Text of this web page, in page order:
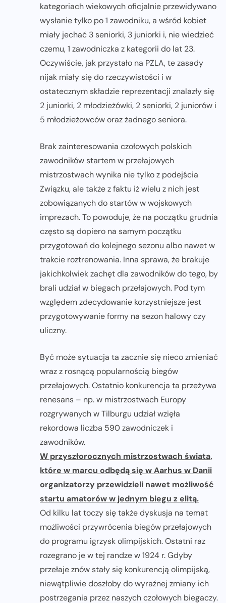
kategoriach wiekowych oficjalnie przewidywano
wysłanie tylko po 1 zawodniku, a wśród kobiet
miały jechać 3 seniorki, 3 juniorki i, nie wiedzieć
czemu, 1 zawodniczka z kategorii do lat 23.
Oczywiście, jak przystało na PZLA, te zasady
nijak miały się do rzeczywistości i w
ostatecznym składzie reprezentacji znalazły się
2 juniorki, 2 młodzieżówki, 2 seniorki, 2 juniorów i
5 młodzieżowców oraz żadnego seniora.
Brak zainteresowania czołowych polskich
zawodników startem w przełajowych
mistrzostwach wynika nie tylko z podejścia
Związku, ale także z faktu iż wielu z nich jest
zobowiązanych do startów w wojskowych
imprezach. To powoduje, że na początku grudnia
często są dopiero na samym początku
przygotowań do kolejnego sezonu albo nawet w
trakcie roztrenowania. Inna sprawa, że brakuje
jakichkolwiek zachęt dla zawodników do tego, by
brali udział w biegach przełajowych. Pod tym
względem zdecydowanie korzystniejsze jest
przygotowywanie formy na sezon halowy czy
uliczny.
Być może sytuacja ta zacznie się nieco zmieniać
wraz z rosnącą popularnością biegów
przełajowych. Ostatnio konkurencja ta przeżywa
renesans – np. w mistrzostwach Europy
rozgrywanych w Tilburgu udział wzięła
rekordowa liczba 590 zawodniczek i
zawodników.
W przyszłorocznych mistrzostwach świata,
które w marcu odbędą się w Aarhus w Danii
organizatorzy przewidzieli nawet możliwość
startu amatorów w jednym biegu z elitą.
Od kilku lat toczy się także dyskusja na temat
możliwości przywrócenia biegów przełajowych
do programu igrzysk olimpijskich. Ostatni raz
rozegrano je w tej randze w 1924 r. Gdyby
przełaje znów stały się konkurencją olimpijską,
niewątpliwie doszłoby do wyraźnej zmiany ich
postrzegania przez naszych czołowych biegaczy.